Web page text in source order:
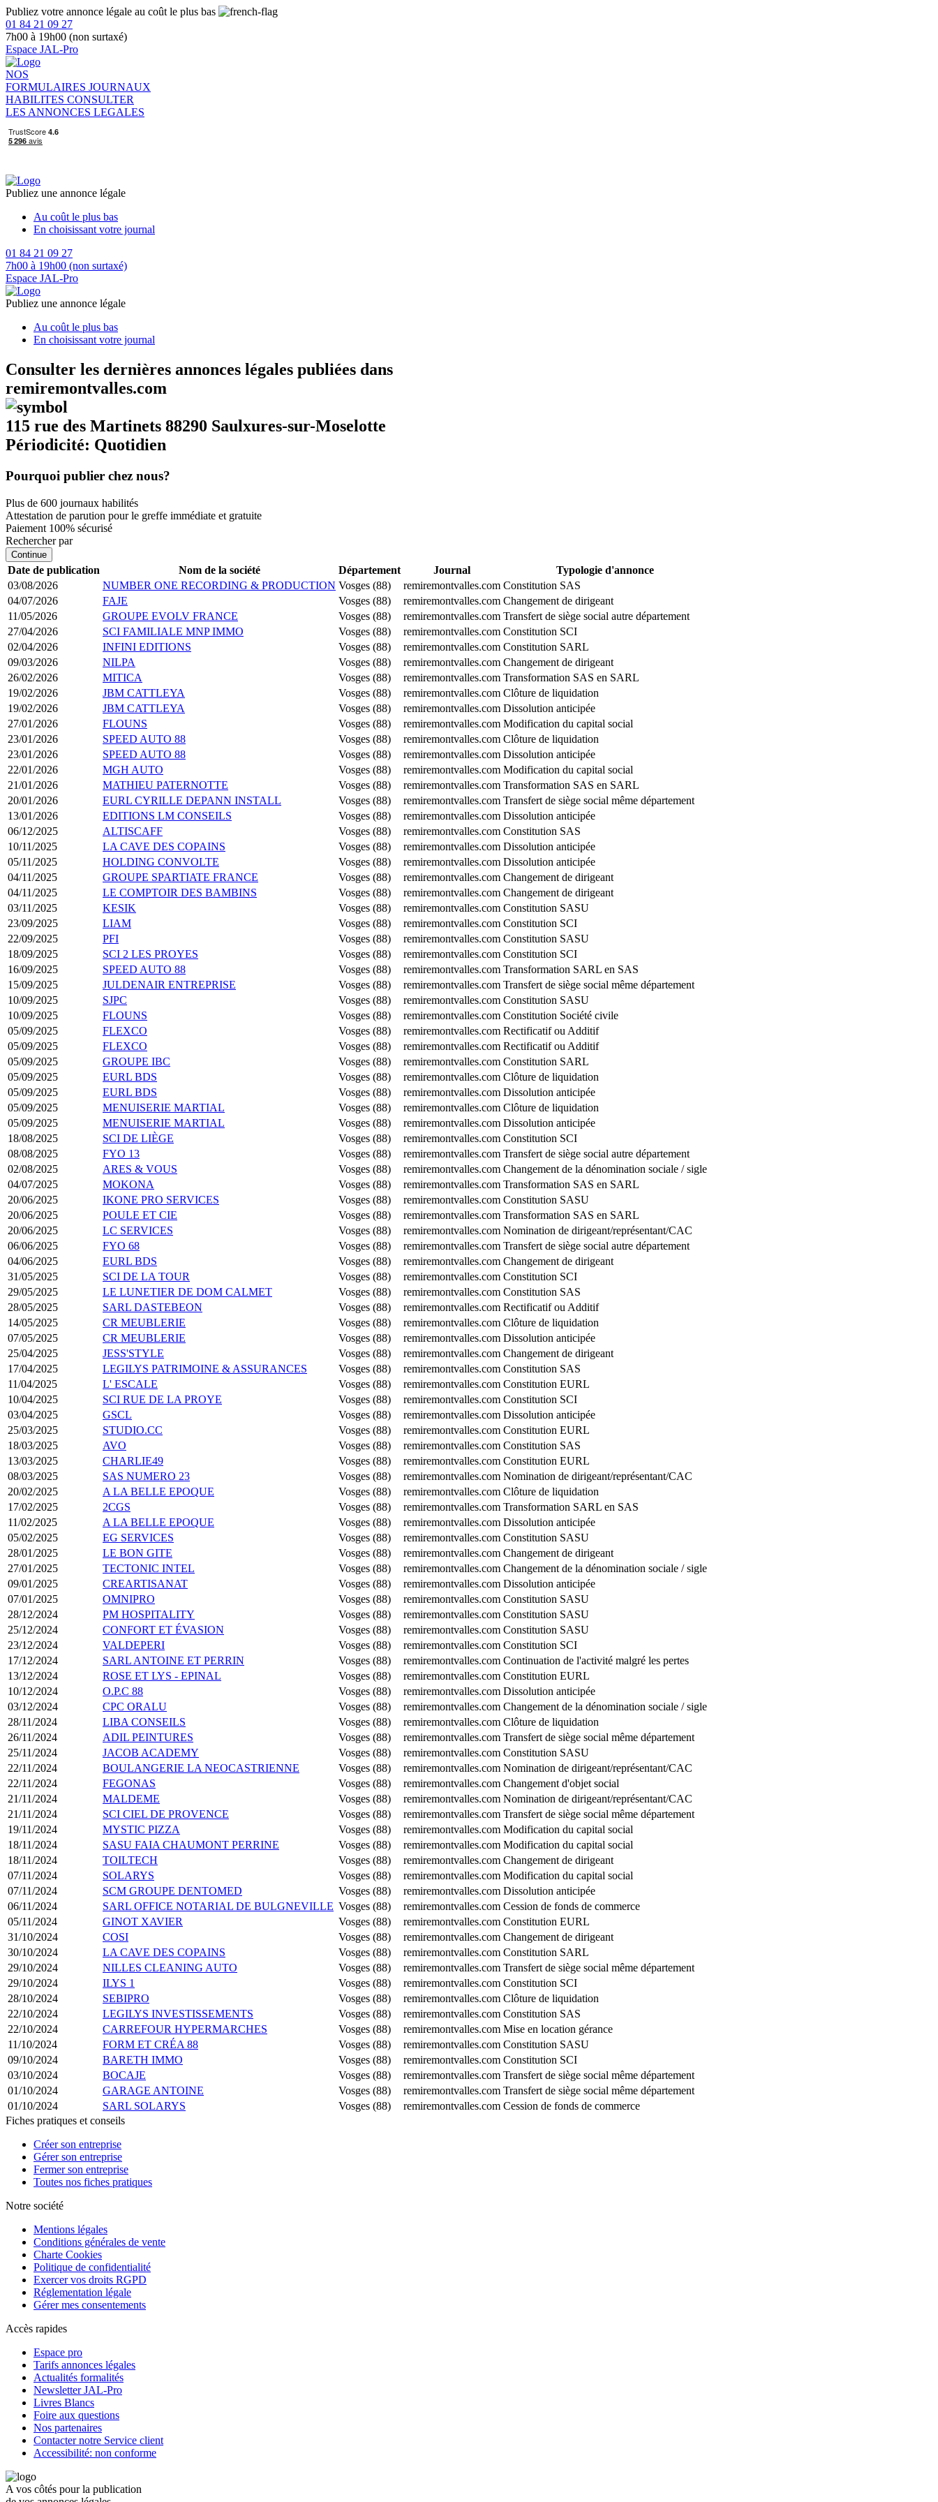
Publiez votre annonce légale au coût le plus bas
01 84 21 09 27
7h00 à 19h00 (non surtaxé)
Espace JAL-Pro
NOS
FORMULAIRES JOURNAUX
HABILITES CONSULTER
LES ANNONCES LEGALES
Publiez une annonce légale
Au coût le plus bas
En choisissant votre journal
01 84 21 09 27
7h00 à 19h00 (non surtaxé)
Espace JAL-Pro
Publiez une annonce légale
Au coût le plus bas
En choisissant votre journal
Consulter les dernières annonces légales publiées dans
remiremontvalles.com
115 rue des Martinets 88290 Saulxures-sur-Moselotte
Périodicité: Quotidien
Pourquoi publier chez nous?
Plus de 600 journaux habilités
Attestation de parution pour le greffe immédiate et gratuite
Paiement 100% sécurisé
Rechercher par
Continue
Date de publication Nom de la société Département Journal
Typologie d'annonce
03/08/2026
NUMBER ONE RECORDING & PRODUCTION Vosges (88) remiremontvalles.com Constitution SAS
04/07/2026
FAJE Vosges (88) remiremontvalles.com Changement de dirigeant
11/05/2026
GROUPE EVOLV FRANCE Vosges (88) remiremontvalles.com Transfert de siège social autre département
27/04/2026
SCI FAMILIALE MNP IMMO Vosges (88) remiremontvalles.com Constitution SCI
02/04/2026
INFINI EDITIONS Vosges (88) remiremontvalles.com Constitution SARL
09/03/2026
NILPA Vosges (88) remiremontvalles.com Changement de dirigeant
26/02/2026
MITICA Vosges (88) remiremontvalles.com Transformation SAS en SARL
19/02/2026
JBM CATTLEYA Vosges (88) remiremontvalles.com Clôture de liquidation
19/02/2026
JBM CATTLEYA Vosges (88) remiremontvalles.com Dissolution anticipée
27/01/2026
FLOUNS Vosges (88) remiremontvalles.com Modification du capital social
23/01/2026
SPEED AUTO 88 Vosges (88) remiremontvalles.com Clôture de liquidation
23/01/2026
SPEED AUTO 88 Vosges (88) remiremontvalles.com Dissolution anticipée
22/01/2026
MGH AUTO Vosges (88) remiremontvalles.com Modification du capital social
21/01/2026
MATHIEU PATERNOTTE Vosges (88) remiremontvalles.com Transformation SAS en SARL
20/01/2026
EURL CYRILLE DEPANN INSTALL Vosges (88) remiremontvalles.com Transfert de siège social même département
13/01/2026
EDITIONS LM CONSEILS Vosges (88) remiremontvalles.com Dissolution anticipée
06/12/2025
ALTISCAFF Vosges (88) remiremontvalles.com Constitution SAS
10/11/2025
LA CAVE DES COPAINS Vosges (88) remiremontvalles.com Dissolution anticipée
05/11/2025
HOLDING CONVOLTE Vosges (88) remiremontvalles.com Dissolution anticipée
04/11/2025
GROUPE SPARTIATE FRANCE Vosges (88) remiremontvalles.com Changement de dirigeant
04/11/2025
LE COMPTOIR DES BAMBINS Vosges (88) remiremontvalles.com Changement de dirigeant
03/11/2025
KESIK Vosges (88) remiremontvalles.com Constitution SASU
23/09/2025
LIAM Vosges (88) remiremontvalles.com Constitution SCI
22/09/2025
PFI Vosges (88) remiremontvalles.com Constitution SASU
18/09/2025
SCI 2 LES PROYES Vosges (88) remiremontvalles.com Constitution SCI
16/09/2025
SPEED AUTO 88 Vosges (88) remiremontvalles.com Transformation SARL en SAS
15/09/2025
JULDENAIR ENTREPRISE Vosges (88) remiremontvalles.com Transfert de siège social même département
10/09/2025
SJPC Vosges (88) remiremontvalles.com Constitution SASU
10/09/2025
FLOUNS Vosges (88) remiremontvalles.com Constitution Société civile
05/09/2025
FLEXCO Vosges (88) remiremontvalles.com Rectificatif ou Additif
05/09/2025
FLEXCO Vosges (88) remiremontvalles.com Rectificatif ou Additif
05/09/2025
GROUPE IBC Vosges (88) remiremontvalles.com Constitution SARL
05/09/2025
EURL BDS Vosges (88) remiremontvalles.com Clôture de liquidation
05/09/2025
EURL BDS Vosges (88) remiremontvalles.com Dissolution anticipée
05/09/2025
MENUISERIE MARTIAL Vosges (88) remiremontvalles.com Clôture de liquidation
05/09/2025
MENUISERIE MARTIAL Vosges (88) remiremontvalles.com Dissolution anticipée
18/08/2025
SCI DE LIÈGE Vosges (88) remiremontvalles.com Constitution SCI
08/08/2025
FYO 13 Vosges (88) remiremontvalles.com Transfert de siège social autre département
02/08/2025
ARES & VOUS Vosges (88) remiremontvalles.com Changement de la dénomination sociale / sigle
04/07/2025
MOKONA Vosges (88) remiremontvalles.com Transformation SAS en SARL
20/06/2025
IKONE PRO SERVICES Vosges (88) remiremontvalles.com Constitution SASU
20/06/2025
POULE ET CIE Vosges (88) remiremontvalles.com Transformation SAS en SARL
20/06/2025
LC SERVICES Vosges (88) remiremontvalles.com Nomination de dirigeant/représentant/CAC
06/06/2025
FYO 68 Vosges (88) remiremontvalles.com Transfert de siège social autre département
04/06/2025
EURL BDS Vosges (88) remiremontvalles.com Changement de dirigeant
31/05/2025
SCI DE LA TOUR Vosges (88) remiremontvalles.com Constitution SCI
29/05/2025
LE LUNETIER DE DOM CALMET Vosges (88) remiremontvalles.com Constitution SAS
28/05/2025
SARL DASTEBEON Vosges (88) remiremontvalles.com Rectificatif ou Additif
14/05/2025
CR MEUBLERIE Vosges (88) remiremontvalles.com Clôture de liquidation
07/05/2025
CR MEUBLERIE Vosges (88) remiremontvalles.com Dissolution anticipée
25/04/2025
JESS'STYLE Vosges (88) remiremontvalles.com Changement de dirigeant
17/04/2025
LEGILYS PATRIMOINE & ASSURANCES Vosges (88) remiremontvalles.com Constitution SAS
11/04/2025
L' ESCALE Vosges (88) remiremontvalles.com Constitution EURL
10/04/2025
SCI RUE DE LA PROYE Vosges (88) remiremontvalles.com Constitution SCI
03/04/2025
GSCL Vosges (88) remiremontvalles.com Dissolution anticipée
25/03/2025
STUDIO.CC Vosges (88) remiremontvalles.com Constitution EURL
18/03/2025
AVO Vosges (88) remiremontvalles.com Constitution SAS
13/03/2025
CHARLIE49 Vosges (88) remiremontvalles.com Constitution EURL
08/03/2025
SAS NUMERO 23 Vosges (88) remiremontvalles.com Nomination de dirigeant/représentant/CAC
20/02/2025
A LA BELLE EPOQUE Vosges (88) remiremontvalles.com Clôture de liquidation
17/02/2025
2CGS Vosges (88) remiremontvalles.com Transformation SARL en SAS
11/02/2025
A LA BELLE EPOQUE Vosges (88) remiremontvalles.com Dissolution anticipée
05/02/2025
EG SERVICES Vosges (88) remiremontvalles.com Constitution SASU
28/01/2025
LE BON GITE Vosges (88) remiremontvalles.com Changement de dirigeant
27/01/2025
TECTONIC INTEL Vosges (88) remiremontvalles.com Changement de la dénomination sociale / sigle
09/01/2025
CREARTISANAT Vosges (88) remiremontvalles.com Dissolution anticipée
07/01/2025
OMNIPRO Vosges (88) remiremontvalles.com Constitution SASU
28/12/2024
PM HOSPITALITY Vosges (88) remiremontvalles.com Constitution SASU
25/12/2024
CONFORT ET ÉVASION Vosges (88) remiremontvalles.com Constitution SASU
23/12/2024
VALDEPERI Vosges (88) remiremontvalles.com Constitution SCI
17/12/2024
SARL ANTOINE ET PERRIN Vosges (88) remiremontvalles.com Continuation de l'activité malgré les pertes
13/12/2024
ROSE ET LYS - EPINAL Vosges (88) remiremontvalles.com Constitution EURL
10/12/2024
O.P.C 88 Vosges (88) remiremontvalles.com Dissolution anticipée
03/12/2024
CPC ORALU Vosges (88) remiremontvalles.com Changement de la dénomination sociale / sigle
28/11/2024
LIBA CONSEILS Vosges (88) remiremontvalles.com Clôture de liquidation
26/11/2024
ADIL PEINTURES Vosges (88) remiremontvalles.com Transfert de siège social même département
25/11/2024
JACOB ACADEMY Vosges (88) remiremontvalles.com Constitution SASU
22/11/2024
BOULANGERIE LA NEOCASTRIENNE Vosges (88) remiremontvalles.com Nomination de dirigeant/représentant/CAC
22/11/2024
FEGONAS Vosges (88) remiremontvalles.com Changement d'objet social
21/11/2024
MALDEME Vosges (88) remiremontvalles.com Nomination de dirigeant/représentant/CAC
21/11/2024
SCI CIEL DE PROVENCE Vosges (88) remiremontvalles.com Transfert de siège social même département
19/11/2024
MYSTIC PIZZA Vosges (88) remiremontvalles.com Modification du capital social
18/11/2024
SASU FAIA CHAUMONT PERRINE Vosges (88) remiremontvalles.com Modification du capital social
18/11/2024
TOILTECH Vosges (88) remiremontvalles.com Changement de dirigeant
07/11/2024
SOLARYS Vosges (88) remiremontvalles.com Modification du capital social
07/11/2024
SCM GROUPE DENTOMED Vosges (88) remiremontvalles.com Dissolution anticipée
06/11/2024
SARL OFFICE NOTARIAL DE BULGNEVILLE Vosges (88) remiremontvalles.com Cession de fonds de commerce
05/11/2024
GINOT XAVIER Vosges (88) remiremontvalles.com Constitution EURL
31/10/2024
COSI Vosges (88) remiremontvalles.com Changement de dirigeant
30/10/2024
LA CAVE DES COPAINS Vosges (88) remiremontvalles.com Constitution SARL
29/10/2024
NILLES CLEANING AUTO Vosges (88) remiremontvalles.com Transfert de siège social même département
29/10/2024
ILYS 1 Vosges (88) remiremontvalles.com Constitution SCI
28/10/2024
SEBIPRO Vosges (88) remiremontvalles.com Clôture de liquidation
22/10/2024
LEGILYS INVESTISSEMENTS Vosges (88) remiremontvalles.com Constitution SAS
22/10/2024
CARREFOUR HYPERMARCHES Vosges (88) remiremontvalles.com Mise en location gérance
11/10/2024
FORM ET CRÉA 88 Vosges (88) remiremontvalles.com Constitution SASU
09/10/2024
BARETH IMMO Vosges (88) remiremontvalles.com Constitution SCI
03/10/2024
BOCAJE Vosges (88) remiremontvalles.com Transfert de siège social même département
01/10/2024
GARAGE ANTOINE Vosges (88) remiremontvalles.com Transfert de siège social même département
01/10/2024
SARL SOLARYS Vosges (88) remiremontvalles.com Cession de fonds de commerce
Fiches pratiques et conseils
Créer son entreprise
Gérer son entreprise
Fermer son entreprise
Toutes nos fiches pratiques
Notre société
Mentions légales
Conditions générales de vente
Charte Cookies
Politique de confidentialité
Exercer vos droits RGPD
Réglementation légale
Gérer mes consentements
Accès rapides
Espace pro
Tarifs annonces légales
Actualités formalités
Newsletter JAL-Pro
Livres Blancs
Foire aux questions
Nos partenaires
Contacter notre Service client
Accessibilité: non conforme
A vos côtés pour la publication